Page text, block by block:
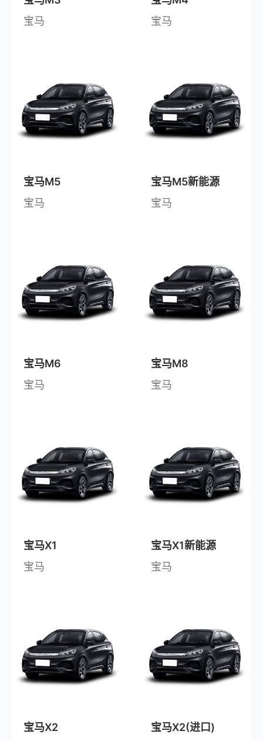
宝马
宝马
宝马M5
宝马
宝马M5新能源
宝马
宝马M6
宝马
宝马M8
宝马
宝马X1
宝马
宝马X1新能源
宝马
宝马X2
宝马X2(进口)